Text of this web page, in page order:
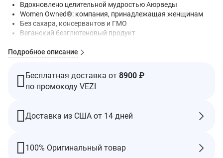
Вдохновлено целительной мудростью Аюрведы
Women Owned®: компания, принадлежащая женщинам
Без сахара, консервантов и ГМО
Веганский безглютеновый продукт
Лабораторные испытания на отсутствие в ингредиентах
Органический состав сертифицирован Oregon Tilth
Кошерный продукт
VegeCert
эффект этого богатого антиоксидантами экстракта. Его
Наши чистые ингредиенты
Подробное описание
Бесплатная доставка от 8900 ₽
по промокоду VEZI
Доставка из США от 14 дней
100% Оригинальный товар